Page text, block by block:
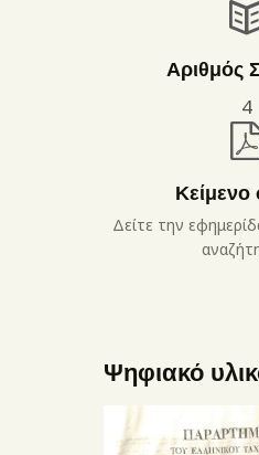
Αριθμός
4
Δείτε την
Ψηφιακό